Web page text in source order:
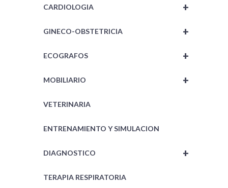
+
CARDIOLOGIA
+
GINECO-OBSTETRICIA
+
ECOGRAFOS
+
MOBILIARIO
VETERINARIA
ENTRENAMIENTO Y SIMULACION
+
DIAGNOSTICO
TERAPIA RESPIRATORIA